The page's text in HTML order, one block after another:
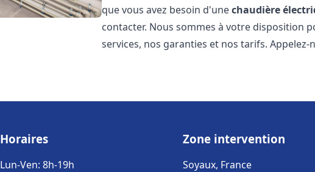
que vous avez besoin d'unechaudière
contacter. Nous sommes à votre disposition
services, nos garanties et nos tarifs.
Horaires
Lun-Ven: 8h-19h
Zone intervention
Soyaux, France